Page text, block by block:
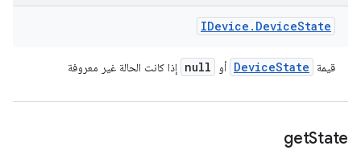
IDevice . DeviceState
قيمة DeviceState أو null إذا كانت الحالة غير معروفة
getState